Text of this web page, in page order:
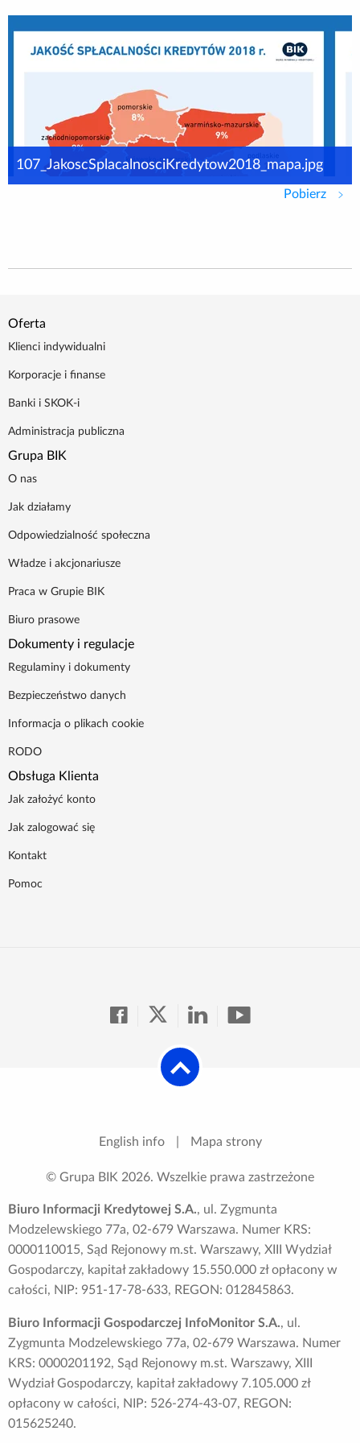
107_JakoscSplacalnosciKredytow2018_mapa.jpg
Pobierz
Oferta
Klienci indywidualni
Korporacje i finanse
Banki i SKOK-i
Administracja publiczna
Grupa BIK
O nas
Jak działamy
Odpowiedzialność społeczna
Władze i akcjonariusze
Praca w Grupie BIK
Biuro prasowe
Dokumenty i regulacje
Regulaminy i dokumenty
Bezpieczeństwo danych
Informacja o plikach cookie
RODO
Obsługa Klienta
Jak założyć konto
Jak zalogować się
Kontakt
Pomoc
English info Mapa strony
© Grupa BIK 2026. Wszelkie prawa zastrzeżone
Biuro Informacji Kredytowej S.A., ul. Zygmunta
Modzelewskiego 77a, 02-679 Warszawa. Numer KRS:
0000110015, Sąd Rejonowy m.st. Warszawy, XIII Wydział
Gospodarczy, kapitał zakładowy 15.550.000 zł opłacony w
całości, NIP: 951-17-78-633, REGON: 012845863.
Biuro Informacji Gospodarczej InfoMonitor S.A., ul.
Zygmunta Modzelewskiego 77a, 02-679 Warszawa. Numer
KRS: 0000201192, Sąd Rejonowy m.st. Warszawy, XIII
Wydział Gospodarczy, kapitał zakładowy 7.105.000 zł
opłacony w całości, NIP: 526-274-43-07, REGON:
015625240.